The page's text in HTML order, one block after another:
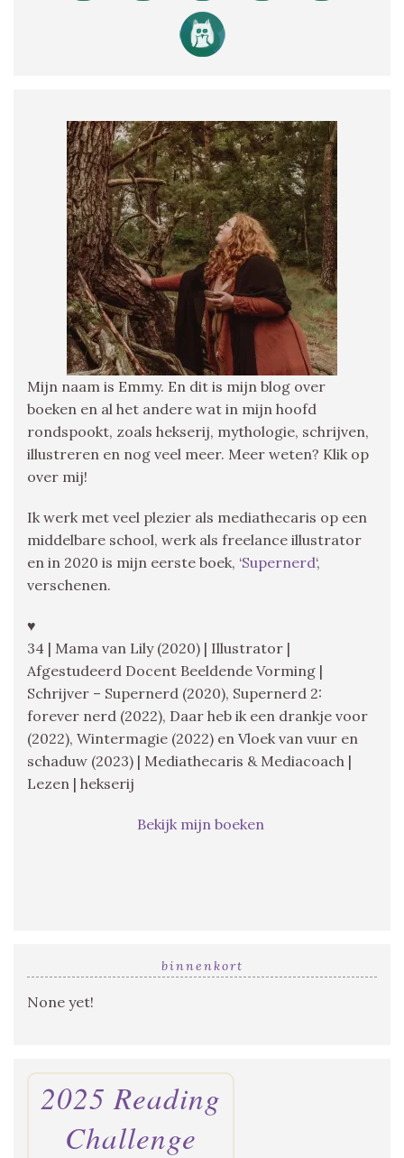
Mijn naam is Emmy. En dit is mijn blog over
boeken en al het andere wat in mijn hoofd
rondspookt, zoals hekserij, mythologie, schrijven,
illustreren en nog veel meer. Meer weten? Klik op
over mij!
Ik werk met veel plezier als mediathecaris op een
middelbare school, werk als freelance illustrator
en in 2020 is mijn eerste boek, ‘Supernerd‘,
verschenen.
♥
34 | Mama van Lily (2020) | Illustrator |
Afgestudeerd Docent Beeldende Vorming |
Schrijver – Supernerd (2020), Supernerd 2:
forever nerd (2022), Daar heb ik een drankje voor
(2022), Wintermagie (2022) en Vloek van vuur en
schaduw (2023) | Mediathecaris & Mediacoach |
Lezen | hekserij
Bekijk mijn boeken
binnenkort
None yet!
2025 Reading
Challenge